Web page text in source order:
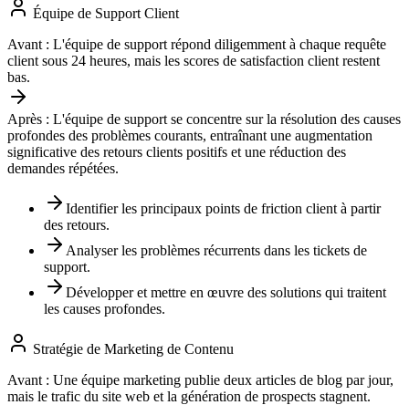
Équipe de Support Client
Avant : L'équipe de support répond diligemment à chaque requête
client sous 24 heures, mais les scores de satisfaction client restent
bas.
Après : L'équipe de support se concentre sur la résolution des causes
profondes des problèmes courants, entraînant une augmentation
significative des retours clients positifs et une réduction des
demandes répétées.
Identifier les principaux points de friction client à partir
des retours.
Analyser les problèmes récurrents dans les tickets de
support.
Développer et mettre en œuvre des solutions qui traitent
les causes profondes.
Stratégie de Marketing de Contenu
Avant : Une équipe marketing publie deux articles de blog par jour,
mais le trafic du site web et la génération de prospects stagnent.